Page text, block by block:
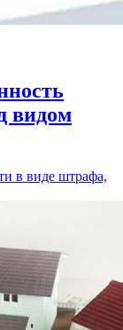
видом
в виде штрафа,